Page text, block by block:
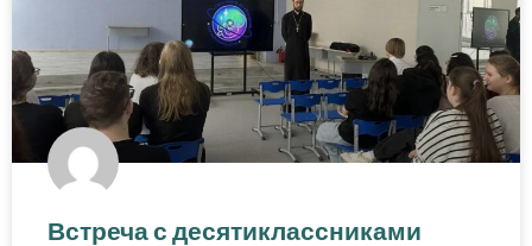
Встреча с десятиклассниками